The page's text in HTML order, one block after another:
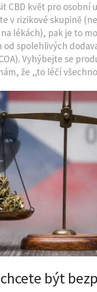
CBD květ pro osobní
v rizikové skupině
lékách), pak je to
od spolehlivých
Vyhýbejte se
že „to léčí
být